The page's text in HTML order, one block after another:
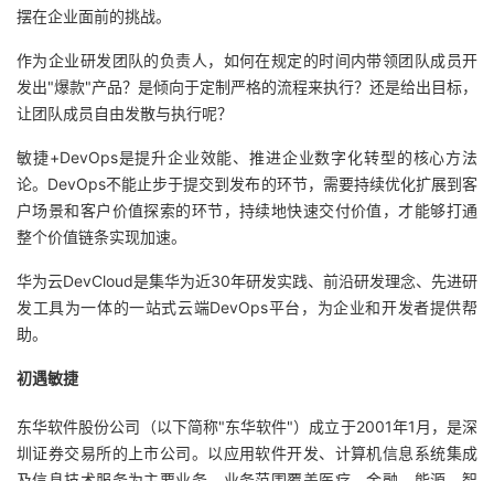
者
博
客
的
论
我
的
我
播
活
的
我
摆在企业面前的挑战。
作为企业研发团队的负责人，如何在规定的时间内带领团队成员开
发出"爆款"产品？是倾向于定制严格的流程来执行？还是给出目标，
让团队成员自由发散与执行呢？
敏捷+DevOps是提升企业效能、推进企业数字化转型的核心方法
论。DevOps不能止步于提交到发布的环节，需要持续优化扩展到客
户场景和客户价值探索的环节，持续地快速交付价值，才能够打通
整个价值链条实现加速。
华为云DevCloud是集华为近30年研发实践、前沿研发理念、先进研
发工具为一体的一站式云端DevOps平台，为企业和开发者提供帮
助。
初遇敏捷
东华软件股份公司（以下简称"东华软件"）成立于2001年1月，是深
圳证券交易所的上市公司。以应用软件开发、计算机信息系统集成